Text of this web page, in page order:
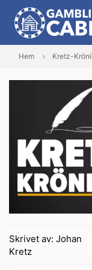
Hem Kretz-
Skrivet av: Johan
Kretz